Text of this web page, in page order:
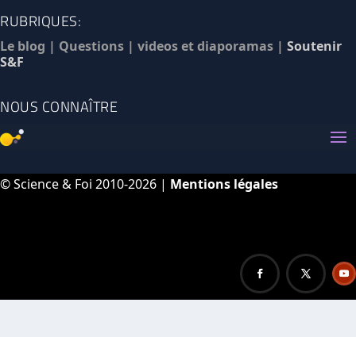
RUBRIQUES:
Le blog | Questions | videos et diaporamas | Soutenir
S&F
NOUS CONNAÎTRE
© Science & Foi 2010-2026 | Mentions légales